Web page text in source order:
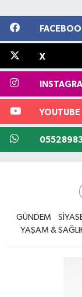
X
YOUTUBE
GÜNDEM
YAŞAM &